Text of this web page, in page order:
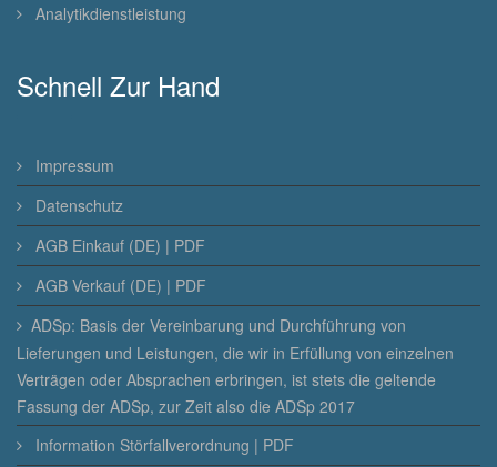
Analytikdienstleistung
Schnell Zur Hand
Impressum
Datenschutz
AGB Einkauf (DE) | PDF
AGB Verkauf (DE) | PDF
ADSp: Basis der Vereinbarung und Durchführung von
Lieferungen und Leistungen, die wir in Erfüllung von einzelnen
Verträgen oder Absprachen erbringen, ist stets die geltende
Fassung der ADSp, zur Zeit also die ADSp 2017
Information Störfallverordnung | PDF